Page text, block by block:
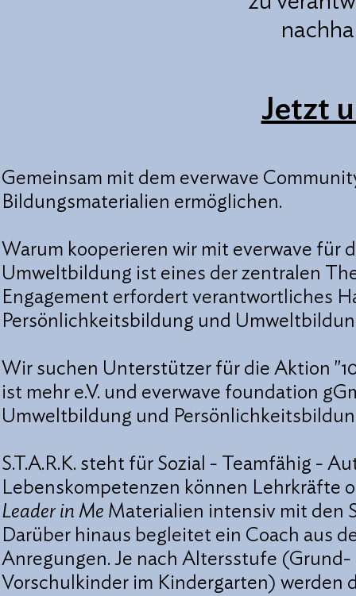
Jetzt
Gemeinsam mit dem everwave
Bildungsmaterialien ermöglichen.
Warum kooperieren wir mit everwave für
Umweltbildung ist eines der zentralen
Engagement erfordert verantwortliches
Persönlichkeitsbildung und
Wir suchen Unterstützer für die Aktion
ist mehr e.V. und everwave foundation
Umweltbildung und
S.T.A.R.K. steht für Sozial - Teamfähig -
Lebenskompetenzen können Lehrkräfte
Leader in Me Materialien intensiv mit den
Darüber hinaus begleitet ein Coach aus
Anregungen. Je nach Altersstufe
Vorschulkinder im Kindergarten) werden